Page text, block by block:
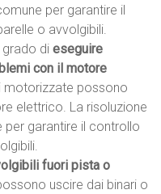
per garantire il
o avvolgibili.
grado di eseguire
con il motore
motorizzate possono
elettrico. La risoluzione
garantire il controllo
fuori pista o
uscire dai binari o